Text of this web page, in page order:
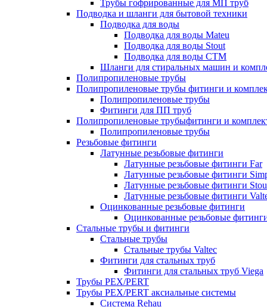
Трубы гофрированные для МП труб
Подводка и шланги для бытовой техники
Подводка для воды
Подводка для воды Mateu
Подводка для воды Stout
Подводка для воды СТМ
Шланги для стиральных машин и
Полипропиленовые трубы
Полипропиленовые трубы фитинги и
Полипропиленовые трубы
Фитинги для ПП труб
Полипропиленовые трубыфитинги и
Полипропиленовые трубы
Резьбовые фитинги
Латунные резьбовые фитинги
Латунные резьбовые фитинги Far
Латунные резьбовые фитинги
Латунные резьбовые фитинги
Латунные резьбовые фитинги
Оцинкованные резьбовые фитинги
Оцинкованные резьбовые
Стальные трубы и фитинги
Стальные трубы
Стальные трубы Valtec
Фитинги для стальных труб
Фитинги для стальных труб Viega
Трубы PEX/PERT
Трубы PEX/PERT аксиальные системы
Система Rehau